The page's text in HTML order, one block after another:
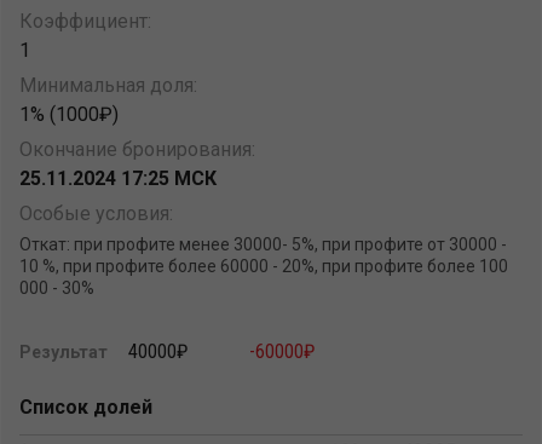
Коэффициент:
1
Минимальная доля:
1% (1000₽)
Окончание бронирования:
25.11.2024 17:25 МСК
Особые условия:
Откат: при профите менее 30000- 5%, при профите от 30000 -
10 %, при профите более 60000 - 20%, при профите более 100
000 - 30%
Результат 40000₽ -60000₽
Список долей